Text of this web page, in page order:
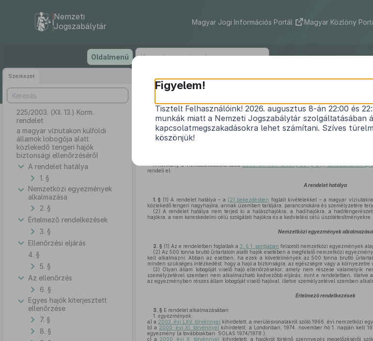
tartalomra
Nemzeti
Jogszabálytár
Magyar Jogi Információs Portál Magyar Közlöny
Oldalmenü
Szerkezet
225/2003. (XII. 13.) Korm.
rendelet
a magyar víziutakon külföldi
államok lobogója alatt
közlekedő tengeri hajók
biztonsági ellenőrzéséről
A rendelet hatálya
1. §
Nemzetközi egyezmények
alkalmazása
2. §
Értelmező rendelkezések
3. §
Ellenőrzési eljárás
4. §
5. §
Az ellenőrzés
6. §
Egyes hajók kiterjesztett
ellenőrzése
7. §
8. §
225/2003. (XII. 13.)
a magyar víziutakon külföldi államok lobogója
biztonsági
A Kormány a víziközlekedésről szóló2000. évi XLII. törvény 88. §-a (1) bekezdéséneka)
rendeli el:
A rendelet hatálya
1. § (1) A rendelet hatálya – a (2) bekezdésben foglalt kivételekkel – a magyar
közlekedő tengeri nagyhajóra, annak üzemben tartójára, parancsnokára és személyzetére
(2) A rendelet hatálya nem terjed ki a halászhajókra, a hadihajókra, a
hajókra, a nem kereskedelmi célú szolgálati hajókra és a kedvtelési célú úszólétesítményekre.
Nemzetközi egyezmények alkalmazása
2. § (1) Az e rendeletben foglaltak a 3. § 1. pontjában felsorolt nemzetközi egyezmények
(2) Az 500 tonna bruttó űrtartalom alatti hajók esetében a megfelelő nemzetközi
kell alkalmazni. Abban az esetben, ha ezek a követelmények az 500 tonna bruttó
minden szükséges intézkedést, hogy a hajó a biztonságra, az egészségre vagy a környezetre
(3) Olyan állam lobogóját viselő hajó ellenőrzésekor, amely nem részese valamelyik
személyzetével szemben nem alkalmazható kedvezőbb eljárás, mint e rendeletben, illetve
az egyezményben részes állam lobogóját viselő hajóval, illetve személyzetével szemben
Értelmező rendelkezések
3. § E rendelet alkalmazásában
1. egyezmények:
a) a 2003. évi LXV. törvénnyel kihirdetett, a merülésvonalakról szóló 1966. évi nemzetközi
b) a 2000. évi XI. törvénnyel kihirdetett, a Londonban, 1974. november hó 1. napján kelt
egyezmény (a továbbiakban: SOLAS 1974/1978.),
c) a 2000. évi X. törvénnyel
kihirdetett, a hajókról történő szennyezés megelőzéséről
Figyelem!
Tisztelt Felhasználóink! 2026. augusztus 8-án 22:00 és
munkák miatt a Nemzeti Jogszabálytár szolgáltatásában
kapcsolatmegszakadásokra lehet számítani. Szíves
köszönjük!